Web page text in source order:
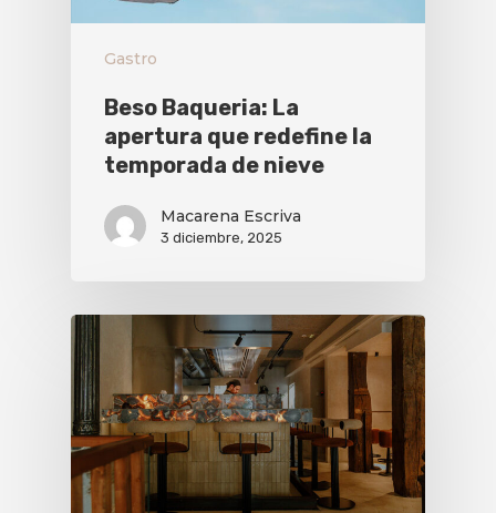
Gastro
Beso Baqueria: La
apertura que redefine la
temporada de nieve
Macarena Escriva
3 diciembre, 2025